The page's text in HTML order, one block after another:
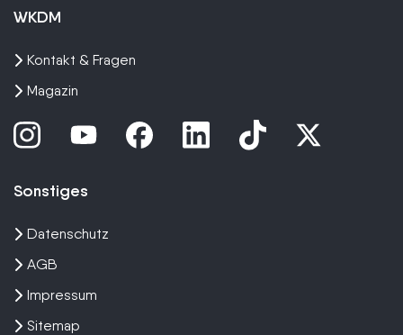
WKDM
Kontakt & Fragen
Magazin
Sonstiges
Datenschutz
AGB
Impressum
Sitemap